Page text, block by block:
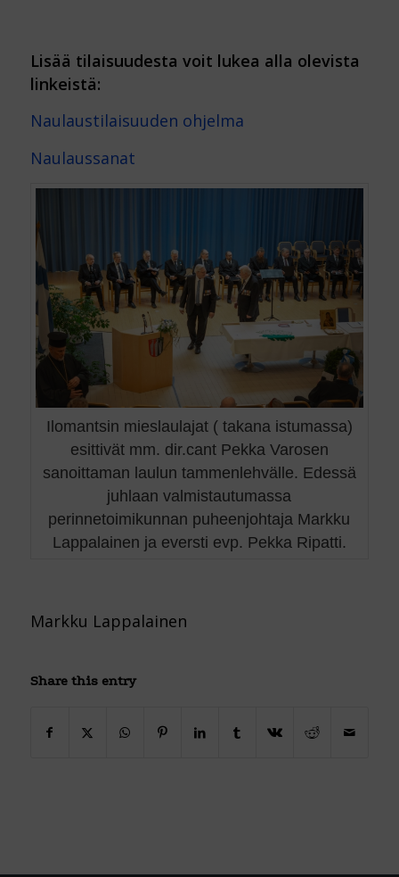
Lisää tilaisuudesta voit lukea alla olevista
linkeistä:
Naulaustilaisuuden ohjelma
Naulaussanat
Ilomantsin mieslaulajat ( takana istumassa)
esittivät mm. dir.cant Pekka Varosen
sanoittaman laulun tammenlehvälle. Edessä
juhlaan valmistautumassa
perinnetoimikunnan puheenjohtaja Markku
Lappalainen ja eversti evp. Pekka Ripatti.
Markku Lappalainen
Share this entry